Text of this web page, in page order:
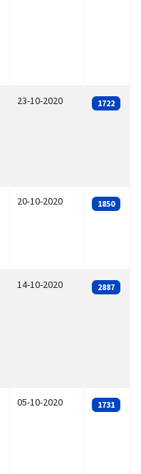
23-10-2020 1722
20-10-2020 1850
14-10-2020 2887
05-10-2020 1731